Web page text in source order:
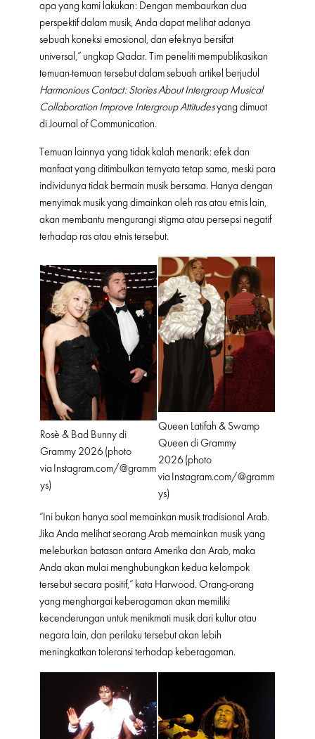
apa yang kami lakukan: Dengan membaurkan dua
perspektif dalam musik, Anda dapat melihat adanya
sebuah koneksi emosional, dan efeknya bersifat
universal,” ungkap Qadar. Tim peneliti mempublikasikan
temuan-temuan tersebut dalam sebuah artikel berjudul
Harmonious Contact: Stories About Intergroup Musical
Collaboration Improve Intergroup Attitudesyang dimuat
di Journal of Communication.
Temuan lainnya yang tidak kalah menarik: efek dan
manfaat yang ditimbulkan ternyata tetap sama, meski para
individunya tidak bermain musik bersama. Hanya dengan
menyimak musik yang dimainkan oleh ras atau etnis lain,
akan membantu mengurangi stigma atau persepsi negatif
terhadap ras atau etnis tersebut.
Rosè & Bad Bunny di
Grammy 2026 (photo
viaInstagram.com/@gramm
ys)
Queen Latifah & Swamp
Queen di Grammy
2026 (photo
viaInstagram.com/@gramm
ys)
“Ini bukan hanya soal memainkan musik tradisional Arab.
Jika Anda melihat seorang Arab memainkan musik yang
meleburkan batasan antara Amerika dan Arab, maka
Anda akan mulai menghubungkan kedua kelompok
tersebut secara positif,” kata Harwood. Orang-orang
yang menghargai keberagaman akan memiliki
kecenderungan untuk menikmati musik dari kultur atau
negara lain, dan perilaku tersebut akan lebih
meningkatkan toleransi terhadap keberagaman.